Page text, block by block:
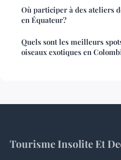
Où participer à des ateliers
en Équateur?
Quels sont les meilleurs
oiseaux exotiques en
Tourisme Insolite Et